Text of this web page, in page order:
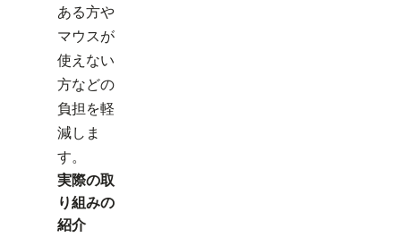
ある方や
マウスが
使えない
方などの
負担を軽
減しま
す。
実際の取
り組みの
紹介